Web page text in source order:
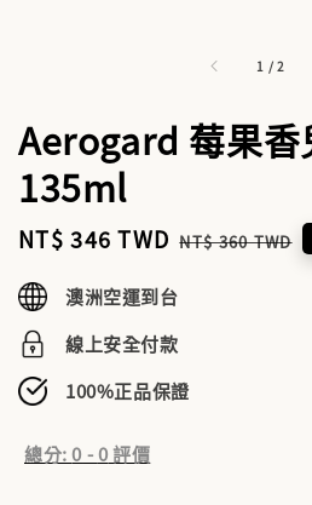
1 /2
Aerogard 莓果香
135ml
Sale
NT$ 346 TWD Regular
NT$ 360 TWD
澳洲空運到台
線上安全付款
100%正品保證
總分:0 -0評價